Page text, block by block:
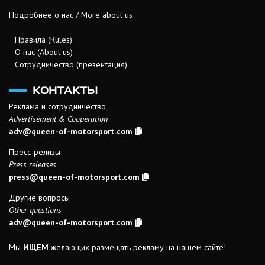
Подробнее о нас / More about us
Правила (Rules)
О нас (About us)
Сотрудничество (презентация)
КОНТАКТЫ
Реклама и сотрудничество
Advertisement & Cooperation
adv@queen-of-motorsport.com
Пресс-релизы
Press releases
press@queen-of-motorsport.com
Другие вопросы
Other questions
adv@queen-of-motorsport.com
Мы ИЩЕМ желающих размещать рекламу на нашем сайте!